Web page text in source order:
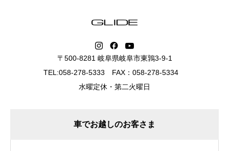
〒500-8281 岐阜県岐阜市東鶉3-9-1
TEL:058-278-5333 FAX：058-278-5334
水曜定休・第二火曜日
車でお越しのお客さま